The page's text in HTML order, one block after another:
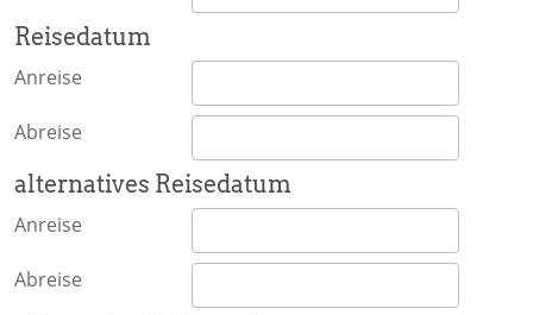
Reisedatum
Anreise
Abreise
alternatives Reisedatum
Anreise
Abreise